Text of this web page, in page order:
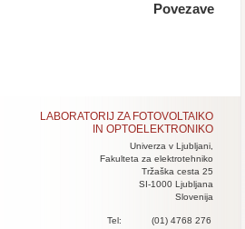
Povezave
LABORATORIJ ZA FOTOVOLTAIKO
IN OPTOELEKTRONIKO
Univerza v Ljubljani,
Fakulteta za elektrotehniko
Tržaška cesta 25
SI-1000 Ljubljana
Slovenija
Tel:
(01) 4768 276